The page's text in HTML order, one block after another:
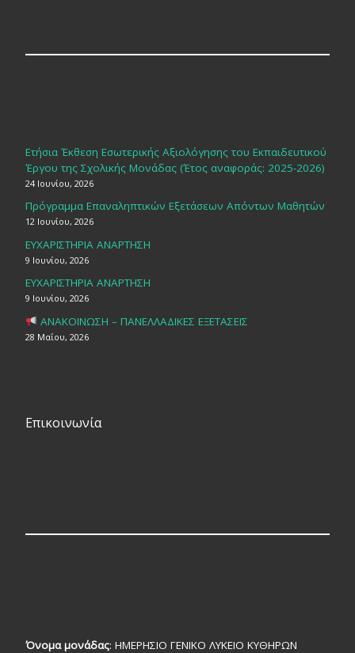
Ετήσια Έκθεση Εσωτερικής Αξιολόγησης του Εκπαιδευτικού
Έργου της Σχολικής Μονάδας (Έτος αναφοράς: 2025-2026)
24 Ιουνίου, 2026
Πρόγραμμα Επαναληπτικών Εξετάσεων Απόντων Μαθητών
12 Ιουνίου, 2026
ΕΥΧΑΡΙΣΤΗΡΙΑ ΑΝΑΡΤΗΣΗ
9 Ιουνίου, 2026
ΕΥΧΑΡΙΣΤΗΡΙΑ ΑΝΑΡΤΗΣΗ
9 Ιουνίου, 2026
ΑΝΑΚΟΙΝΩΣΗ – ΠΑΝΕΛΛΑΔΙΚΕΣ ΕΞΕΤΑΣΕΙΣ
28 Μαΐου, 2026
Επικοινωνία
Όνομα μονάδας: ΗΜΕΡΗΣΙΟ ΓΕΝΙΚΟ ΛΥΚΕΙΟ ΚΥΘΗΡΩΝ